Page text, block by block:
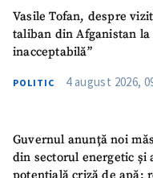
Vasile Tofan, despre
taliban din Afganistan la
inacceptabilă”
POLITIC 4 august 2026,
Guvernul anunță noi
din sectorul energetic și